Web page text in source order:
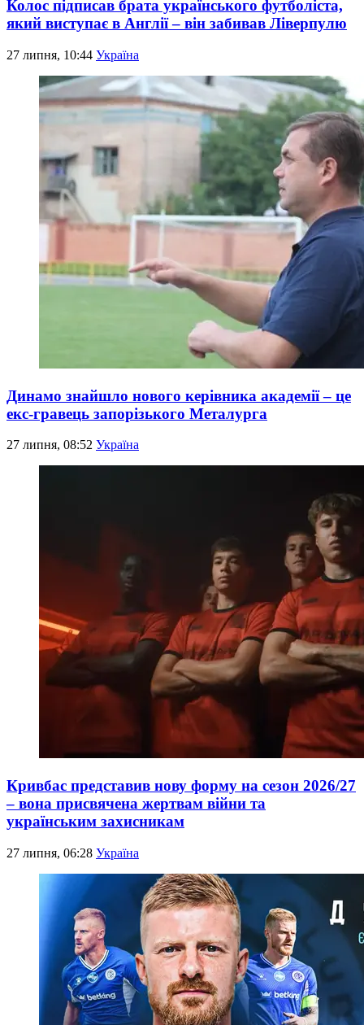
Колос підписав брата українського футболіста,
який виступає в Англії – він забивав Ліверпулю
27 липня, 10:44 Україна
Динамо знайшло нового керівника академії – це
екс-гравець запорізького Металурга
27 липня, 08:52 Україна
Кривбас представив нову форму на сезон 2026/27
– вона присвячена жертвам війни та
українським захисникам
27 липня, 06:28 Україна